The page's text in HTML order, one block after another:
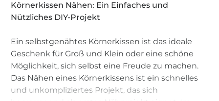
Körnerkissen Nähen: Ein Einfaches und
Nützliches DIY-Projekt
Ein selbstgenähtes Körnerkissen ist das ideale
Geschenk für Groß und Klein oder eine schöne
Möglichkeit, sich selbst eine Freude zu machen.
Das Nähen eines Körnerkissens ist ein schnelles
und unkompliziertes Projekt, das sich